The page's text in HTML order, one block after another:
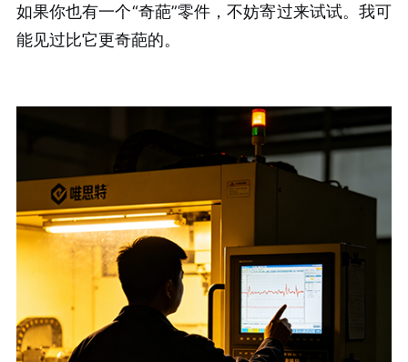
如果你也有一个“奇葩”零件，不妨寄过来试试。我可
能见过比它更奇葩的。